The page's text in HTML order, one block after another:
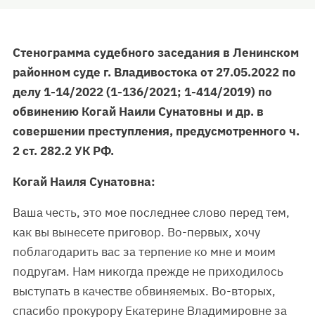
Стенограмма судебного заседания в Ленинском
районном суде г. Владивостока от 27.05.2022 по
делу 1-14/2022 (1-136/2021; 1-414/2019) по
обвинению Когай Наили Сунатовны и др. в
совершении преступления, предусмотренного ч.
2 ст. 282.2 УК РФ.
Когай Наиля Сунатовна:
Ваша честь, это мое последнее слово перед тем,
как вы вынесете приговор. Во-первых, хочу
поблагодарить вас за терпение ко мне и моим
подругам. Нам никогда прежде не приходилось
выступать в качестве обвиняемых. Во-вторых,
спасибо прокурору Екатерине Владимировне за